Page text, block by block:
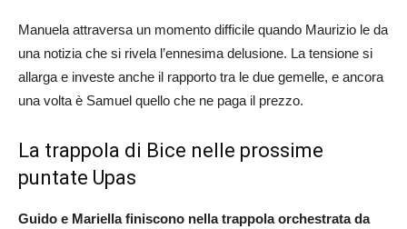
Manuela attraversa un momento difficile quando Maurizio le da
una notizia che si rivela l’ennesima delusione. La tensione si
allarga e investe anche il rapporto tra le due gemelle, e ancora
una volta è Samuel quello che ne paga il prezzo.
La trappola di Bice nelle prossime
puntate Upas
Guido e Mariella finiscono nella trappola orchestrata da